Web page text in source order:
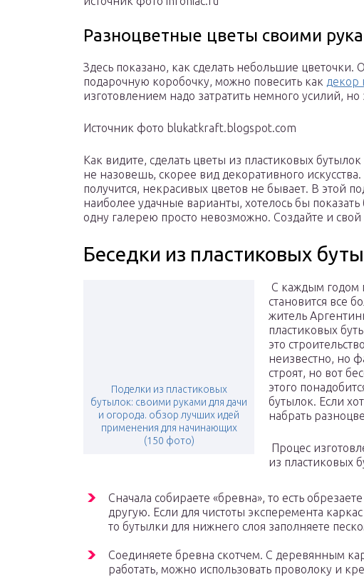
Разноцветные цветы своими
Здесь показано, как сделать небольшие цветочки.
подарочную коробочку, можно повесить как декор
изготовлением надо затратить немного усилий, но
Источник фото blukatkraft.blogspot.com
Как видите, сделать цветы из пластиковых
не назовешь, скорее вид декоративного искусства.
получится, некрасивых цветов не бывает. В этой
наиболее удачные варианты, хотелось бы
одну галерею просто невозможно. Создайте и
Беседки из пластиковых
Поделки из пластиковых
бутылок: своими руками для дачи
и огорода. обзор лучших идей
применения для начинающих
(150 фото)
С каждым годом
становится все
житель
пластиковых
это
неизвестно, но
строят, но вот
этого
бутылок. Если
набрать
Процес
из пластиковых
Сначала собираете «бревна», то есть
другую. Если для чистоты эксперемента
то бутылки для нижнего слоя заполняете
Соединяете бревна скотчем. С деревянным
работать, можно использовать проволоку и